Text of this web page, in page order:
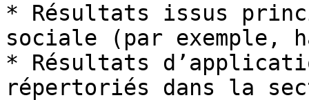
* Résultats issus
sociale (par exemple,
* Résultats
répertoriés dans la